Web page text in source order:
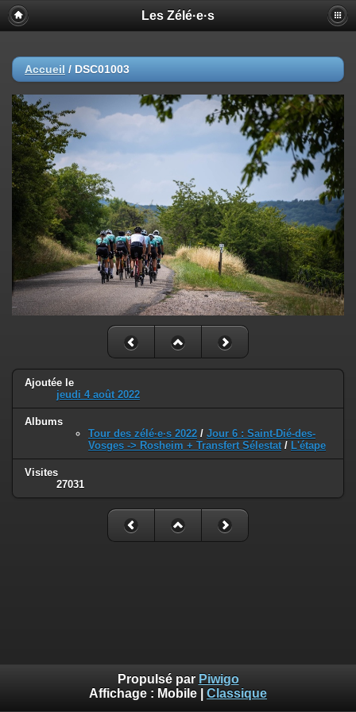
Les Zélé·e·s
Accueil / DSC01003
Ajoutée le
jeudi 4 août 2022
Albums
Tour des zélé·e·s 2022 / Jour 6 : Saint-Dié-des-
Vosges -> Rosheim + Transfert Sélestat / L'étape
Visites
27031
Propulsé par Piwigo
Affichage : Mobile Classique